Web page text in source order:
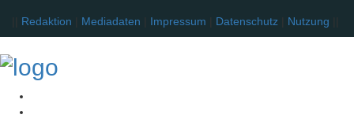
Redaktion Mediadaten Impressum Datenschutz Nutzung